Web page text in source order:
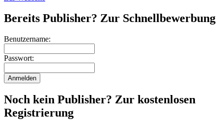
Bereits Publisher? Zur Schnellbewerbung
Benutzername:
Passwort:
Noch kein Publisher? Zur kostenlosen
Registrierung